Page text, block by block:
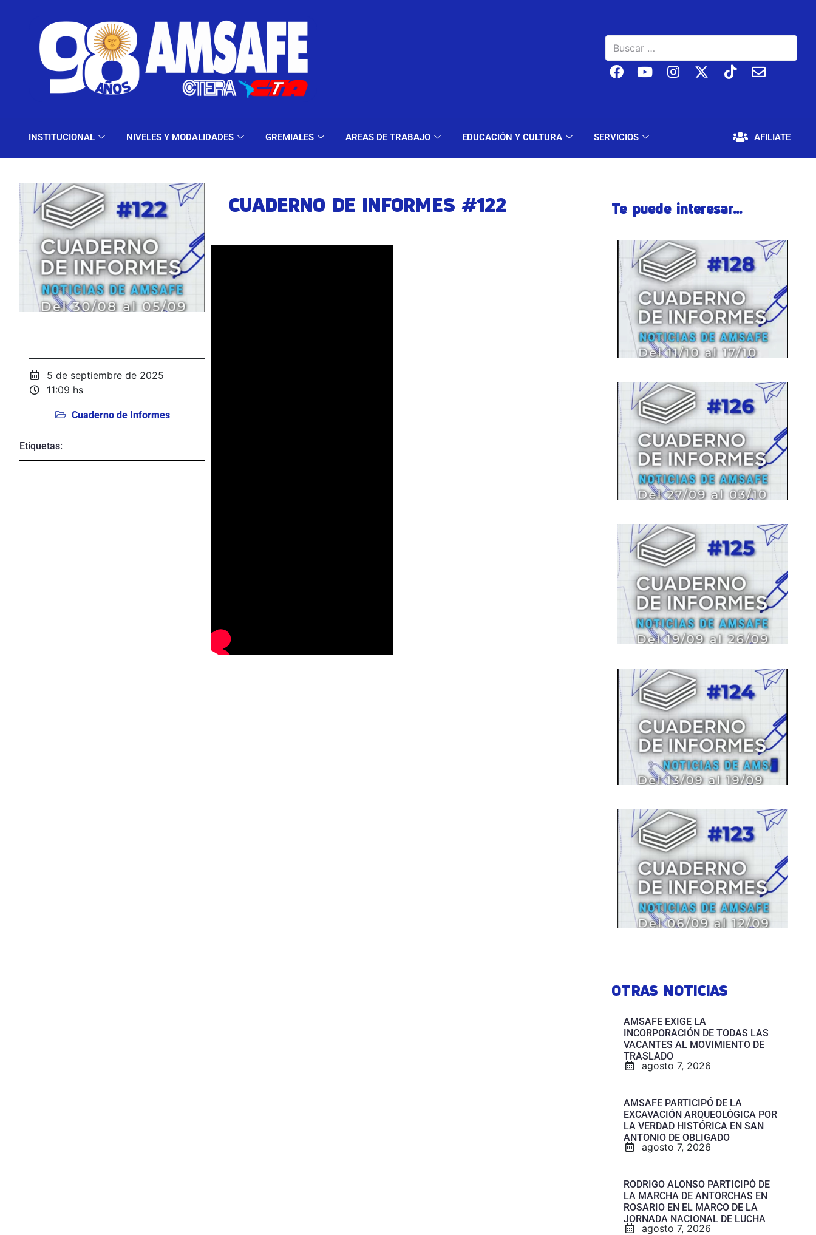
INSTITUCIONAL NIVELES Y MODALIDADES GREMIALES AREAS DE TRABAJO EDUCACIÓN Y CULTURA SERVICIOS AFILIATE
INSTITUCIONAL NIVELES Y MODALIDADES GREMIALES AREAS DE TRABAJO EDUCACIÓN Y CULTURA SERVICIOS
5 de septiembre de 2025
11:09 hs
Cuaderno de Informes
Etiquetas:
CUADERNO DE INFORMES #122 Te puede interesar...
OTRAS NOTICIAS
AMSAFE EXIGE LA
INCORPORACIÓN DE TODAS LAS
VACANTES AL MOVIMIENTO DE
TRASLADO
agosto 7, 2026
AMSAFE PARTICIPÓ DE LA
EXCAVACIÓN ARQUEOLÓGICA POR
LA VERDAD HISTÓRICA EN SAN
ANTONIO DE OBLIGADO
agosto 7, 2026
RODRIGO ALONSO PARTICIPÓ DE
LA MARCHA DE ANTORCHAS EN
ROSARIO EN EL MARCO DE LA
JORNADA NACIONAL DE LUCHA
agosto 7, 2026